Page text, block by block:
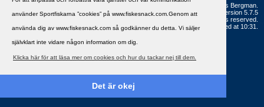
använder Sportfiskarna ”cookies” på www.fiskesnack.com.Genom att
använda dig av www.fiskesnack.com så godkänner du detta. Vi säljer
självklart inte vidare någon information om dig.
Klicka här för att läsa mer om cookies och hur du tackar nej till dem.
Det är okej
Copyright ©2002 - 2021, FiskeSnack.com. Grundad 2002 av Anders Bergman.
Powered byvBulletin®
Version 5.7.5
Copyright © 2026 MH Sub I, LLC dba vBulletin. All rights reserved.
All times are GMT+1. This page was generated at 10:31.